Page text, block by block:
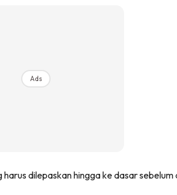
Ads
dilepaskan hingga ke dasar